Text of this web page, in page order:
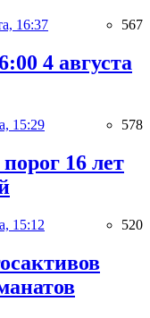
16:37 567
4 августа
15:29 578
16 лет
15:12 520